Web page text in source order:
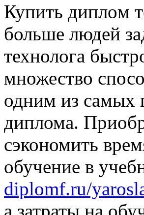
Купить диплoм
больше людей
технолога
множество
одним из самых
диплома.
сэкономить
обучение в
diplomf.ru/
а затраты на